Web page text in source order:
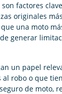
son factores
originales
una moto
generar
un papel
robo o que
de moto,